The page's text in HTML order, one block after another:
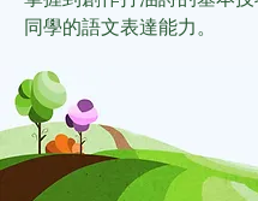
同學的語文表達能力。